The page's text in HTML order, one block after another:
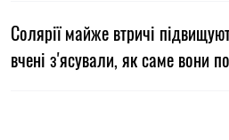
Солярії майже втричі
вчені з'ясували, як саме вони